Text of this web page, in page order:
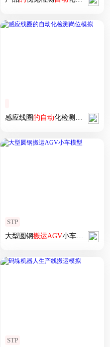
感应线圈的自动化检测岗位 模拟
STP
大型圆钢搬运AGV小车模型
STP